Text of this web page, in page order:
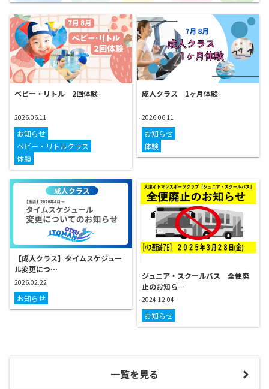
ベビー・リトル 2回体験
2026.06.11
お知らせ
ベビー・リトルクラス
体験
成人クラス 1ヶ月体験
2026.06.11
お知らせ
体験
【成人クラス】タイムスケジュー
ル変更につ…
2026.02.22
お知らせ
ジュニア・スクールバス 全便廃
止のお知ら…
2024.12.04
お知らせ
一覧を見る